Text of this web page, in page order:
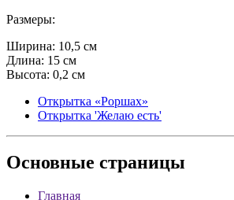
Размеры:
Ширина: 10,5 см
Длина: 15 см
Высота: 0,2 см
Открытка «Роршах»
Открытка 'Желаю есть'
Основные страницы
Главная